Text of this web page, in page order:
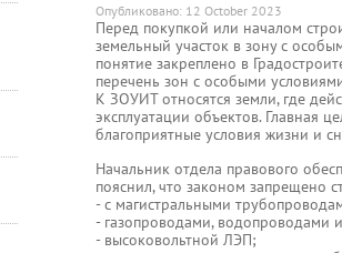
Опубликовано: 12 October 2023
Перед покупкой или началом
земельный участок в зону с
понятие закреплено в
перечень зон с особыми
К ЗОУИТ относятся земли, где
эксплуатации объектов. Главная
благоприятные условия жизни и
Начальник отдела правового
пояснил, что законом запрещено
- с магистральными
- газопроводами, водопроводами
- высоковольтной ЛЭП;